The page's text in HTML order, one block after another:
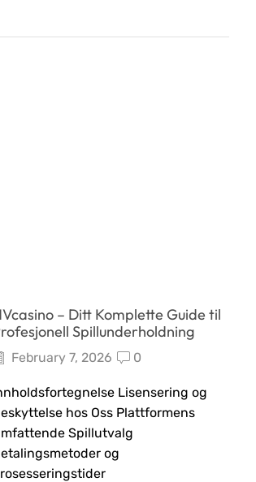
– Ditt Komplette Guide til
Spillunderholdning
February 7, 2026 0
Lisensering og
hos Oss Plattformens
Spillutvalg
og